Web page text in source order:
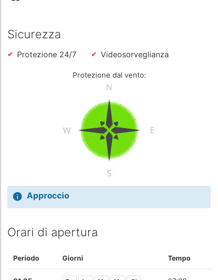
Sicurezza
Protezione 24/7 Videosorveglianza
Protezione dal vento:
Approccio
Orari di apertura
Periodo Giorni Tempo